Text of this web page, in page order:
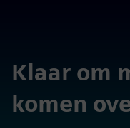
Klaar om
komen